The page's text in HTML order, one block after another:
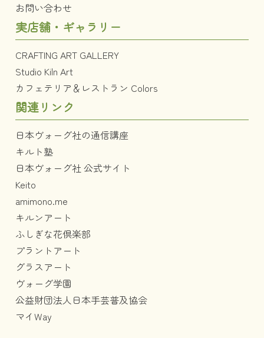
お問い合わせ
実店舗・ギャラリー
CRAFTING ART GALLERY
Studio Kiln Art
カフェテリア＆レストラン Colors
関連リンク
日本ヴォーグ社の通信講座
キルト塾
日本ヴォーグ社 公式サイト
Keito
amimono.me
キルンアート
ふしぎな花倶楽部
プラントアート
グラスアート
ヴォーグ学園
公益財団法人日本手芸普及協会
マイWay